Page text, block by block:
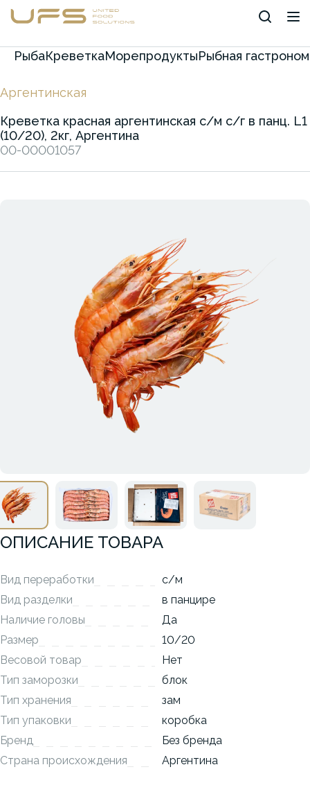
РыбаКреветкаМорепродуктыРыбная
Аргентинская
Креветка красная аргентинская с/м с/г в панц. L1
(10/20), 2кг, Аргентина
00-00001057
ОПИСАНИЕ ТОВАРА
Вид переработки
с/м
Вид разделки
в панцире
Наличие головы
Да
Размер
10/20
Весовой товар
Нет
Тип заморозки
блок
Тип хранения
зам
Тип упаковки
коробка
Бренд
Без бренда
Страна происхождения
Аргентина